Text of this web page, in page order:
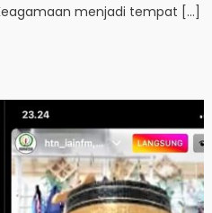
menjadi tempat […]